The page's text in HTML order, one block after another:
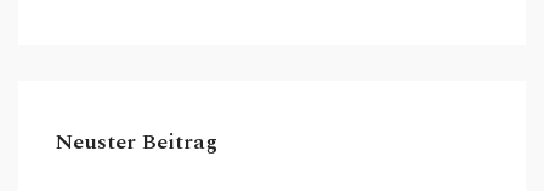
Neuster Beitrag